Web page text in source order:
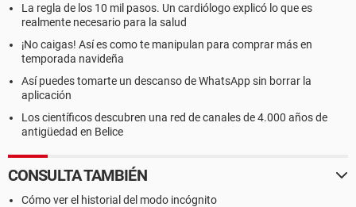
La regla de los 10 mil pasos. Un cardiólogo explicó lo que es
realmente necesario para la salud
¡No caigas! Así es como te manipulan para comprar más en
temporada navideña
Así puedes tomarte un descanso de WhatsApp sin borrar la
aplicación
Los científicos descubren una red de canales de 4.000 años de
antigüedad en Belice
CONSULTA TAMBIÉN
Cómo ver el historial del modo incógnito